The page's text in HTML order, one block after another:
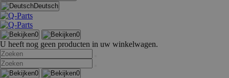
Deutsch
0 0
U heeft nog geen producten in uw winkelwagen.
0 0